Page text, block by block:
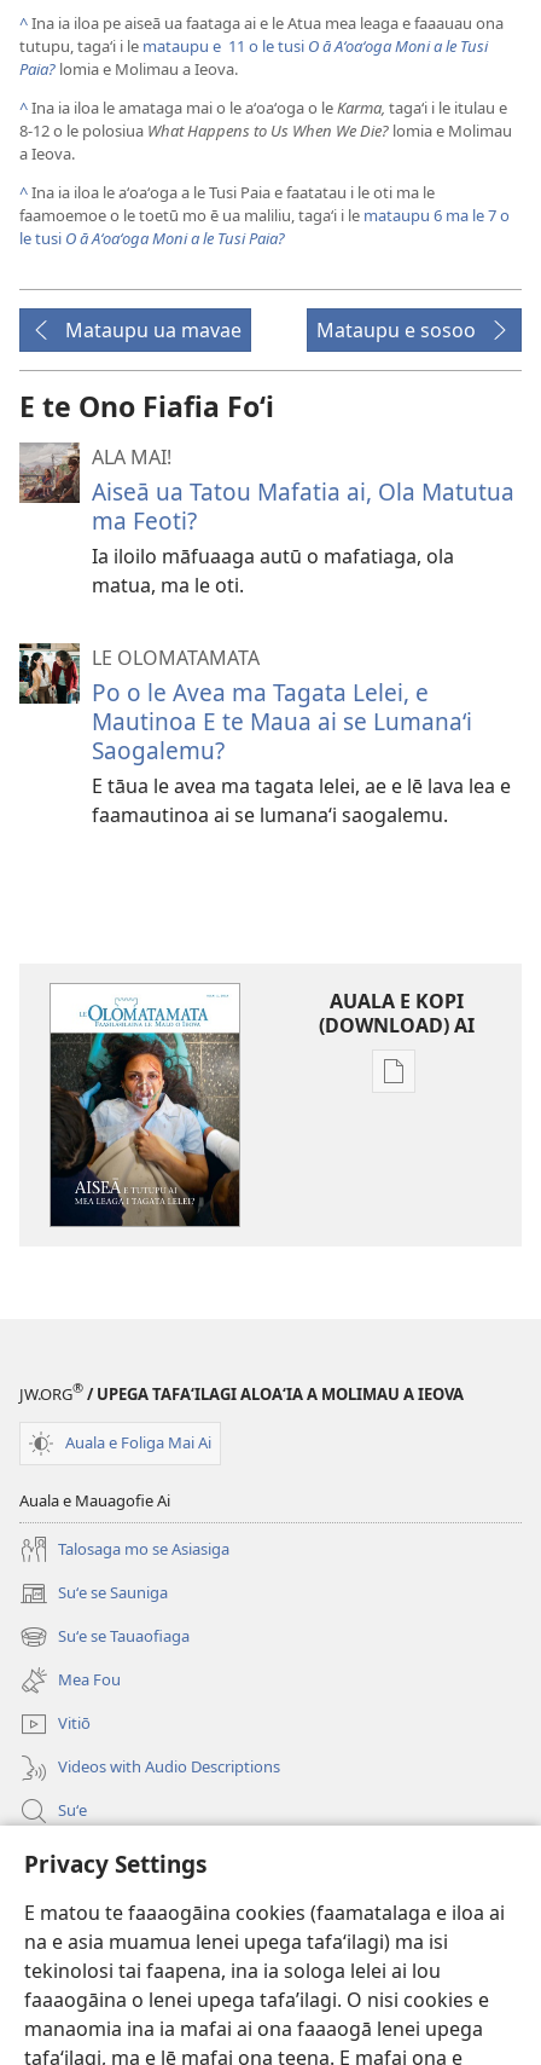
Privacy Settings
E matou te faaaogāina cookies (faamatalaga e iloa ai
na e asia muamua lenei upega tafaʻilagi) ma isi
tekinolosi tai faapena, ina ia sologa lelei ai lou
faaaogāina o lenei upega tafa’ilagi. O nisi cookies e
manaomia ina ia mafai ai ona faaaogā lenei upega
tafaʻilagi, ma e lē mafai ona teena. E mafai ona e
^Ina ia iloa pe aiseā ua faataga ai e le Atua mea leaga e faaauau ona
tutupu, tagaʻi i le mataupu e 11 o le tusi O ā Aʻoaʻoga Moni a le Tusi
Paia? lomia e Molimau a Ieova.
^Ina ia iloa le amataga mai o le aʻoaʻoga o leKarma, tagaʻi i le itulau e
8-12 o le polosiua What Happens to Us When We Die? lomia e Molimau
a Ieova.
^Ina ia iloa le aʻoaʻoga a le Tusi Paia e faatatau i le oti ma le
faamoemoe o le toetū mo ē ua maliliu, tagaʻi i le mataupu 6 ma le 7 o
le tusi O ā Aʻoaʻoga Moni a le Tusi Paia?
Mataupu ua mavae Mataupu e sosoo
E te Ono Fiafia Foʻi
ALA MAI!
Aiseā ua Tatou Mafatia ai, Ola Matutua
ma Feoti?
Ia iloilo māfuaaga autū o mafatiaga, ola
matua, ma le oti.
LE OLOMATAMATA
Po o le Avea ma Tagata Lelei, e
Mautinoa E te Maua ai se Lumanaʻi
Saogalemu?
E tāua le avea ma tagata lelei, ae e lē lava lea e
faamautinoa ai se lumanaʻi saogalemu.
AUALA E KOPI
(DOWNLOAD) AI
Vaega
ai
Tagata
JW.ORG® / UPEGA TAFA‘ILAGI ALOA‘IA A MOLIMAU A IEOVA
Auala e Foliga Mai Ai
Auala e Mauagofie Ai
Talosaga mo se Asiasiga
Suʻe se Sauniga
(tatala
se
isi
polokalame)
Suʻe se Tauaofiaga
(tatala
se
isi
polokalame)
Mea Fou
Vitiō
Videos with Audio Descriptions
Suʻe
Faamatalaga mo Ofisa o le Malo
(tatala
se
isi
polokalame)
Lomiga Faale-Tusi Paia I LE INITANETI™
(tatala
se